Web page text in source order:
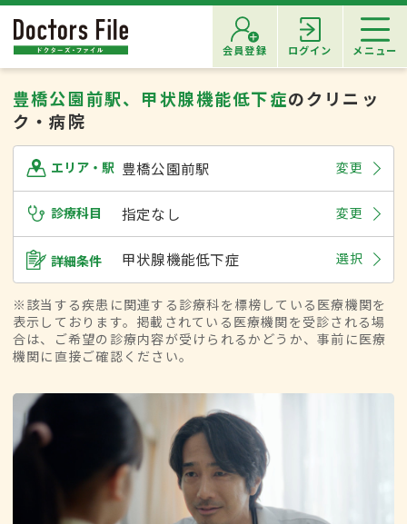
会員登録 ログイン メニュー
豊橋公園前駅、甲状腺機能低下症のクリニッ
ク・病院
エリア・駅 豊橋公園前駅 変更
診療科目 指定なし 変更
詳細条件 甲状腺機能低下症 選択
※該当する疾患に関連する診療科を標榜している医療機関を
表示しております。掲載されている医療機関を受診される場
合は、ご希望の診療内容が受けられるかどうか、事前に医療
機関に直接ご確認ください。